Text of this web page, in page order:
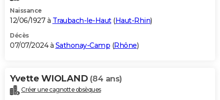
Naissance
12/06/1927 à Traubach-le-Haut(Haut-Rhin)
Décès
07/07/2024 à Sathonay-Camp (Rhône)
Yvette WIOLAND (84 ans)
Créer une cagnotte obsèques